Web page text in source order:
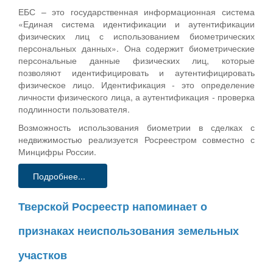
ЕБС – это государственная информационная система
«Единая система идентификации и аутентификации
физических лиц с использованием биометрических
персональных данных». Она содержит биометрические
персональные данные физических лиц, которые
позволяют идентифицировать и аутентифицировать
физическое лицо. Идентификация - это определение
личности физического лица, а аутентификация - проверка
подлинности пользователя.
Возможность использования биометрии в сделках с
недвижимостью реализуется Росреестром совместно с
Минцифры России.
Подробнее...
Тверской Росреестр напоминает о
признаках неиспользования земельных
участков